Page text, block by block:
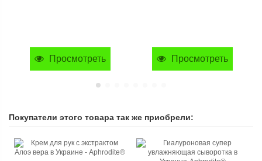
Просмотреть Просмотреть
Покупатели этого товара так же приобрели: